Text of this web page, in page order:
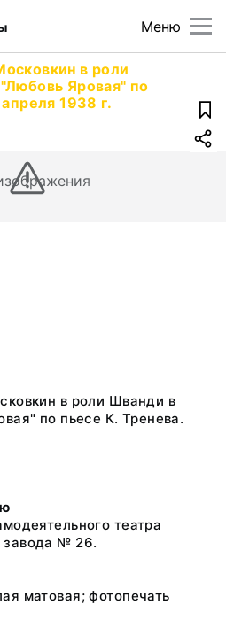
Меню
в роли
Яровая" по
1938 г.
в роли Шванди в
по пьесе К. Тренева.
театра
завода № 26.
матовая; фотопечать